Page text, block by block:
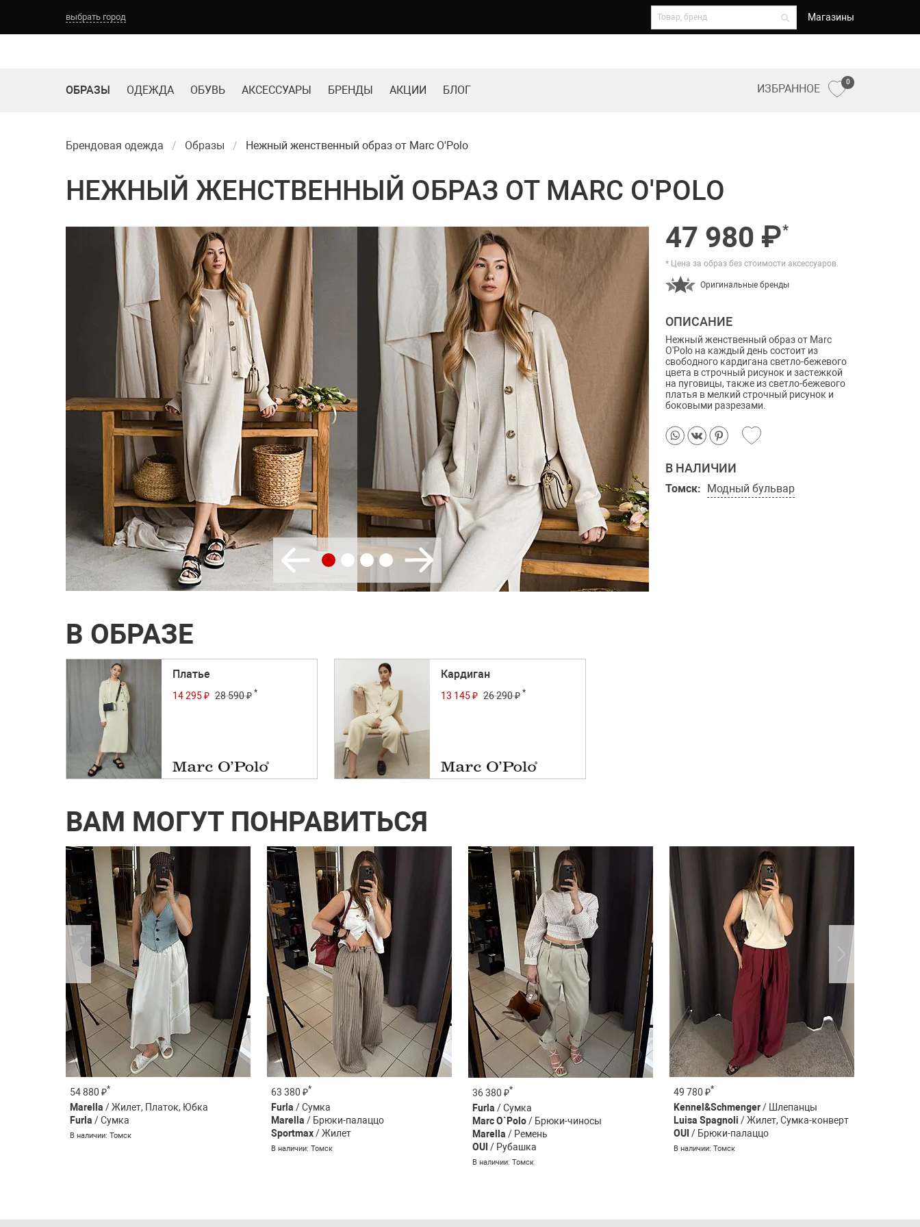
выбрать город Магазины
Выберите город:
ОБРАЗЫ ОДЕЖДА ОБУВЬ АКСЕССУАРЫ БРЕНДЫ АКЦИИ БЛОГ ИЗБРАННОЕ
0
Брендовая одежда Образы Нежный женственный образ от Marc O'Polo
НЕЖНЫЙ ЖЕНСТВЕННЫЙ ОБРАЗ ОТ MARC O'POLO
47 980 ₽*
* Цена за образ без стоимости аксессуаров.
Оригинальные бренды
ОПИСАНИЕ
Нежный женственный образ от Marc
O'Polo на каждый день состоит из
свободного кардигана светло-бежевого
цвета в строчный рисунок и застежкой
на пуговицы, также из светло-бежевого
платья в мелкий строчный рисунок и
боковыми разрезами.
В НАЛИЧИИ
Томск: Модный бульвар
В ОБРАЗЕ
Платье
14 295 ₽ 28 590 ₽ *
Кардиган
13 145 ₽ 26 290 ₽ *
ВАМ МОГУТ ПОНРАВИТЬСЯ
54 880 ₽*
Marella / Жилет, Платок, Юбка
Furla / Сумка
В наличии: Томск
63 380 ₽*
Furla / Сумка
Marella / Брюки-палаццо
Sportmax/ Жилет
В наличии: Томск
36 380 ₽*
Furla / Сумка
Marc O`Polo/ Брюки-чиносы
Marella / Ремень
OUI / Рубашка
В наличии: Томск
49 780 ₽*
Kennel&Schmenger/ Шлепанцы
Luisa Spagnoli / Жилет, Сумка-конверт
OUI / Брюки-палаццо
В наличии: Томск